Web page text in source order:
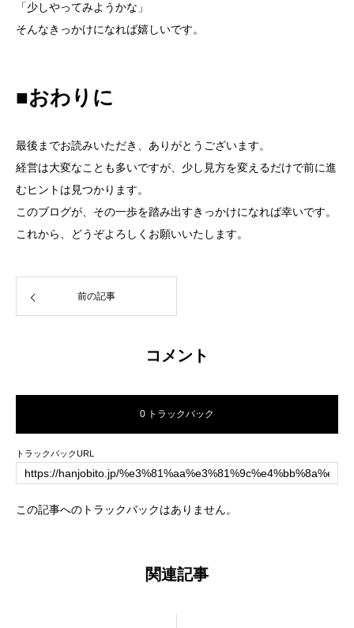
「少しやってみようかな」
そんなきっかけになれば嬉しいです。
■おわりに
最後までお読みいただき、ありがとうございます。
経営は大変なことも多いですが、少し見方を変えるだけで前に進
むヒントは見つかります。
このブログが、その一歩を踏み出すきっかけになれば幸いです。
これから、どうぞよろしくお願いいたします。
前の記事
コメント
0 トラックバック
トラックバックURL
この記事へのトラックバックはありません。
関連記事